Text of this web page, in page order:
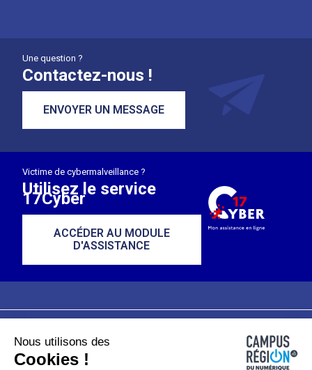
Une question ?
Contactez-nous !
ENVOYER UN MESSAGE
Victime de cybermalveillance ?
Utilisez le service
17Cyber
ACCÉDER AU MODULE
D'ASSISTANCE
Plan du site
Nous utilisons des
Cookies !